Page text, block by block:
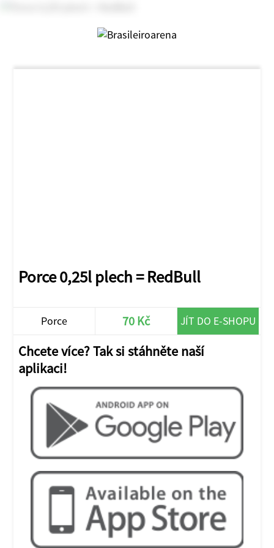
Porce 0,25l plech = RedBull
Porce 70 Kč JÍT DO E-SHOPU
Chcete více? Tak si stáhněte naší
aplikaci!